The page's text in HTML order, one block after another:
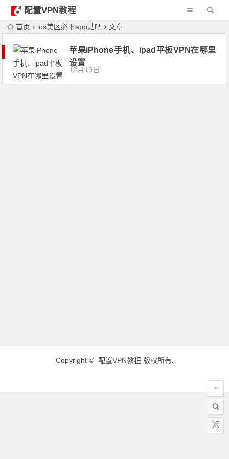
配置VPN教程
首页 ios美区必下app贴吧 文章
苹果iPhone手机、ipad平板VPN在哪里
设置
12月19日
Copyright © 配置VPN教程版权所有.
繁